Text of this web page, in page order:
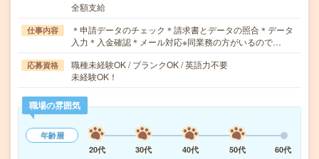
全額支給
仕事内容
＊申請データのチェック＊請求書とデータの照合＊データ
入力＊入金確認＊メール対応※同業務の方がいるので…
応募資格
職種未経験OK / ブランクOK / 英語力不要
未経験OK！
職場の雰囲気
年齢層
20代
30代 40代 50代
60代